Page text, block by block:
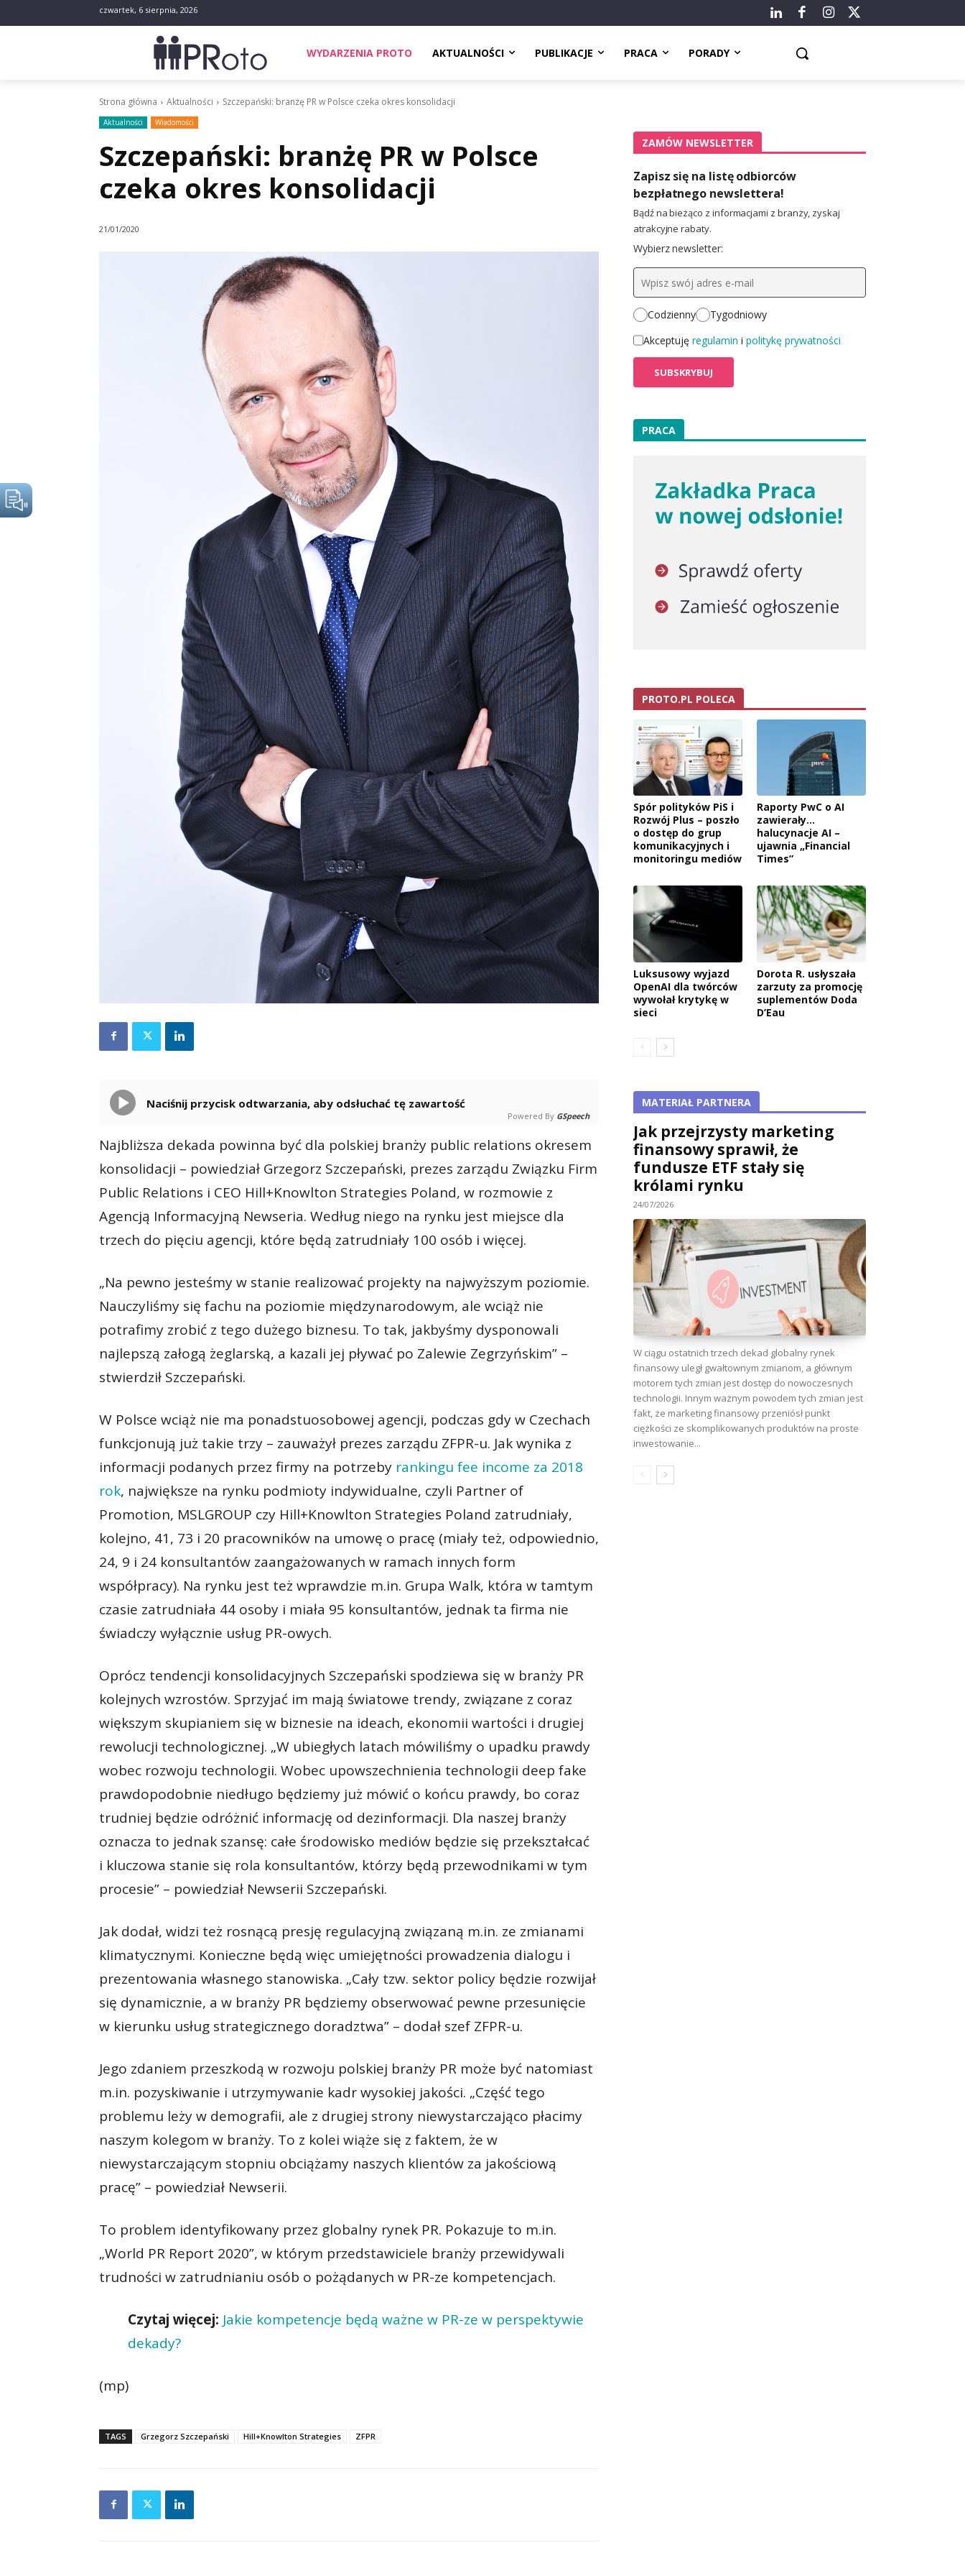
czwartek, 6 sierpnia, 2026
WYDARZENIA PROTO AKTUALNOŚCI PUBLIKACJE PRACA PORADY
Strona główna Aktualności Szczepański: branżę PR w Polsce czeka okres konsolidacji
Aktualności Wiadomości
Szczepański: branżę PR w Polsce
czeka okres konsolidacji
21/01/2020
Naciśnij przycisk odtwarzania, aby odsłuchać tę zawartość
Powered By GSpeech
Najbliższa dekada powinna być dla polskiej branży public relations okresem
konsolidacji – powiedział Grzegorz Szczepański, prezes zarządu Związku Firm
Public Relations i CEO Hill+Knowlton Strategies Poland, w rozmowie z
Agencją Informacyjną Newseria. Według niego na rynku jest miejsce dla
trzech do pięciu agencji, które będą zatrudniały 100 osób i więcej.
„Na pewno jesteśmy w stanie realizować projekty na najwyższym poziomie.
Nauczyliśmy się fachu na poziomie międzynarodowym, ale wciąż nie
potrafimy zrobić z tego dużego biznesu. To tak, jakbyśmy dysponowali
najlepszą załogą żeglarską, a kazali jej pływać po Zalewie Zegrzyńskim” –
stwierdził Szczepański.
W Polsce wciąż nie ma ponadstuosobowej agencji, podczas gdy w Czechach
funkcjonują już takie trzy – zauważył prezes zarządu ZFPR-u. Jak wynika z
informacji podanych przez firmy na potrzeby rankingu fee income za 2018
rok, największe na rynku podmioty indywidualne, czyli Partner of
Promotion, MSLGROUP czy Hill+Knowlton Strategies Poland zatrudniały,
kolejno, 41, 73 i 20 pracowników na umowę o pracę (miały też, odpowiednio,
24, 9 i 24 konsultantów zaangażowanych w ramach innych form
współpracy). Na rynku jest też wprawdzie m.in. Grupa Walk, która w tamtym
czasie zatrudniała 44 osoby i miała 95 konsultantów, jednak ta firma nie
świadczy wyłącznie usług PR-owych.
Oprócz tendencji konsolidacyjnych Szczepański spodziewa się w branży PR
kolejnych wzrostów. Sprzyjać im mają światowe trendy, związane z coraz
większym skupianiem się w biznesie na ideach, ekonomii wartości i drugiej
rewolucji technologicznej. „W ubiegłych latach mówiliśmy o upadku prawdy
wobec rozwoju technologii. Wobec upowszechnienia technologii deep fake
prawdopodobnie niedługo będziemy już mówić o końcu prawdy, bo coraz
trudniej będzie odróżnić informację od dezinformacji. Dla naszej branży
oznacza to jednak szansę: całe środowisko mediów będzie się przekształcać
i kluczowa stanie się rola konsultantów, którzy będą przewodnikami w tym
procesie” – powiedział Newserii Szczepański.
Jak dodał, widzi też rosnącą presję regulacyjną związaną m.in. ze zmianami
klimatycznymi. Konieczne będą więc umiejętności prowadzenia dialogu i
prezentowania własnego stanowiska. „Cały tzw. sektor policy będzie rozwijał
się dynamicznie, a w branży PR będziemy obserwować pewne przesunięcie
w kierunku usług strategicznego doradztwa” – dodał szef ZFPR-u.
Jego zdaniem przeszkodą w rozwoju polskiej branży PR może być natomiast
m.in. pozyskiwanie i utrzymywanie kadr wysokiej jakości. „Część tego
problemu leży w demografii, ale z drugiej strony niewystarczająco płacimy
naszym kolegom w branży. To z kolei wiąże się z faktem, że w
niewystarczającym stopniu obciążamy naszych klientów za jakościową
pracę” – powiedział Newserii.
To problem identyfikowany przez globalny rynek PR. Pokazuje to m.in.
„World PR Report 2020”, w którym przedstawiciele branży przewidywali
trudności w zatrudnianiu osób o pożądanych w PR-ze kompetencjach.
Czytaj więcej: Jakie kompetencje będą ważne w PR-ze w perspektywie
dekady?
(mp)
TAGS Grzegorz Szczepański Hill+Knowlton Strategies ZFPR
ZAMÓW NEWSLETTER
Zapisz się na listę odbiorców
bezpłatnego newslettera!
Bądź na bieżąco z informacjami z branży, zyskaj
atrakcyjne rabaty.
Wybierz newsletter:
Codzienny
Tygodniowy
Akceptuję regulamin i politykę prywatności
PRACA
PROTO.PL POLECA
Spór polityków PiS i
Rozwój Plus – poszło
o dostęp do grup
komunikacyjnych i
monitoringu mediów
Raporty PwC o AI
zawierały…
halucynacje AI –
ujawnia „Financial
Times”
Luksusowy wyjazd
OpenAI dla twórców
wywołał krytykę w
sieci
Dorota R. usłyszała
zarzuty za promocję
suplementów Doda
D’Eau
MATERIAŁ PARTNERA
Jak przejrzysty marketing
finansowy sprawił, że
fundusze ETF stały się
królami rynku
24/07/2026
W ciągu ostatnich trzech dekad globalny rynek
finansowy uległ gwałtownym zmianom, a głównym
motorem tych zmian jest dostęp do nowoczesnych
technologii. Innym ważnym powodem tych zmian jest
fakt, że marketing finansowy przeniósł punkt
ciężkości ze skomplikowanych produktów na proste
inwestowanie...